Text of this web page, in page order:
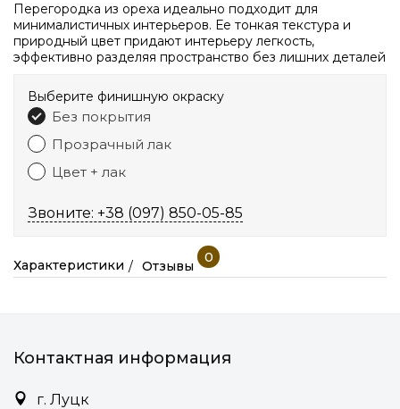
Перегородка из ореха идеально подходит для
минималистичных интерьеров. Ее тонкая текстура и
природный цвет придают интерьеру легкость,
эффективно разделяя пространство без лишних деталей
Выберите финишную окраску
Без покрытия
Прозрачный лак
Цвет + лак
Звоните: +38 (097) 850-05-85
Характеристики Отзывы
0
Контактная информация
г. Луцк